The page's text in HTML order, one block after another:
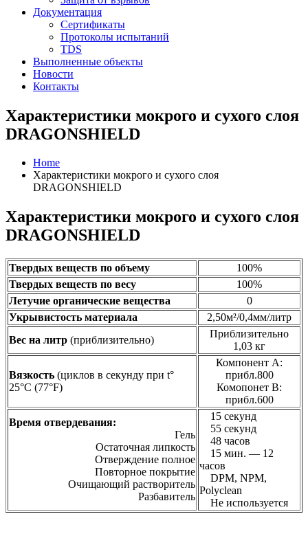
Документация
Сертификаты
Протоколы испытаний
TDS
Выполненные объекты
Новости
Контакты
Характеристики мокрого и сухого слоя
DRAGONSHIELD
Home
Характеристики мокрого и сухого слоя
DRAGONSHIELD
Характеристики мокрого и сухого слоя
DRAGONSHIELD
Твердых веществ по объему
100%
Твердых веществ по весу
100%
Летучие органические вещества
0
Укрывистость материала
2,50м²/0,4мм/литр
Вес на литр (приблизительно)
Приблизительно
1,03 кг
Вязкость (циклов в секунду при t°
25°С (77°F)
Компонент А:
прибл.800
Комопонет В:
прибл.600
Время отвердевания:
Гель
Остаточная липкость
Отверждение полное
Повторное покрытие
Очищающий растворитель
Разбавитель
15 секунд
55 секунд
48 часов
15 мин. — 12
часов
DPM, NPM,
Polyclean
Не используется